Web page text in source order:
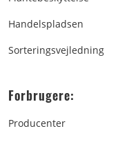
Handelspladsen
Sorteringsvejledning
Forbrugere:
Producenter